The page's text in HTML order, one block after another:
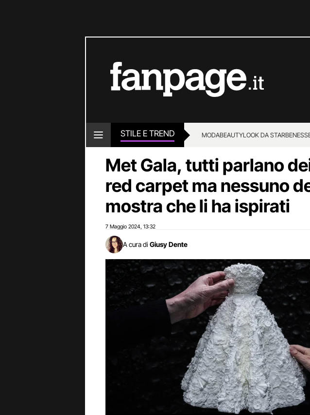
STILE E TREND MODABEAUTYLOOK DA STAR
Met Gala, tutti parlano
red carpet ma nessuno
mostra che li ha ispirati
7 Maggio 2024 13:32
A cura di Giusy Dente